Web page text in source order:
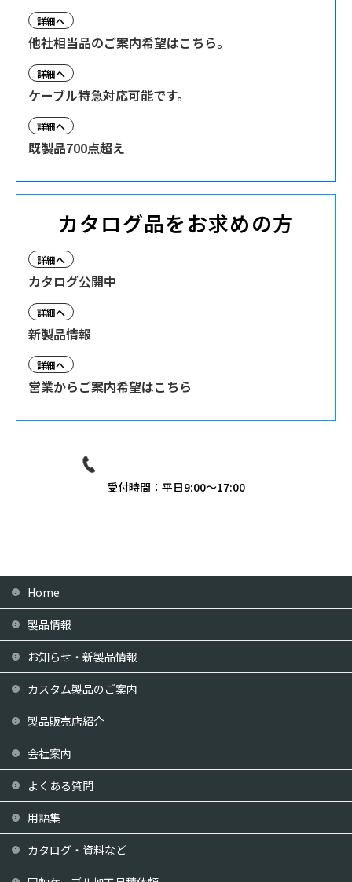
詳細へ
他社相当品のご案内希望はこちら。
詳細へ
ケーブル特急対応可能です。
詳細へ
既製品700点超え
カタログ品をお求めの方
詳細へ
カタログ公開中
詳細へ
新製品情報
詳細へ
営業からご案内希望はこちら
受付時間：平日9:00〜17:00
Home
製品情報
お知らせ・新製品情報
カスタム製品のご案内
製品販売店紹介
会社案内
よくある質問
用語集
カタログ・資料など